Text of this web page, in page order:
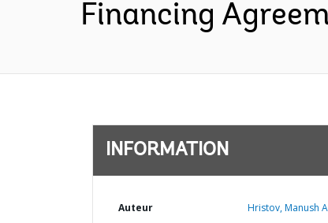
Financing
INFORMATION
Auteur Hristov, Manush